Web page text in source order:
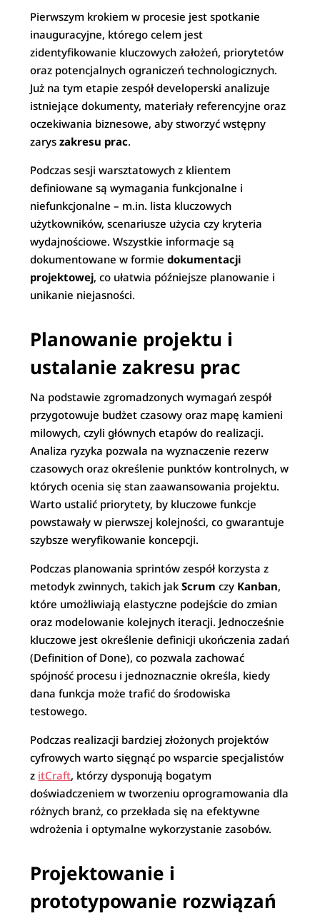
Pierwszym krokiem w procesie jest spotkanie
inauguracyjne, którego celem jest
zidentyfikowanie kluczowych założeń, priorytetów
oraz potencjalnych ograniczeń technologicznych.
Już na tym etapie zespół developerski analizuje
istniejące dokumenty, materiały referencyjne oraz
oczekiwania biznesowe, aby stworzyć wstępny
zaryszakresu prac.
Podczas sesji warsztatowych z klientem
definiowane są wymagania funkcjonalne i
niefunkcjonalne – m.in. lista kluczowych
użytkowników, scenariusze użycia czy kryteria
wydajnościowe. Wszystkie informacje są
dokumentowane w formiedokumentacji
projektowej, co ułatwia późniejsze planowanie i
unikanie niejasności.
Planowanie projektu i
ustalanie zakresu prac
Na podstawie zgromadzonych wymagań zespół
przygotowuje budżet czasowy oraz mapę kamieni
milowych, czyli głównych etapów do realizacji.
Analiza ryzyka pozwala na wyznaczenie rezerw
czasowych oraz określenie punktów kontrolnych, w
których ocenia się stan zaawansowania projektu.
Warto ustalić priorytety, by kluczowe funkcje
powstawały w pierwszej kolejności, co gwarantuje
szybsze weryfikowanie koncepcji.
Podczas planowania sprintów zespół korzysta z
metodyk zwinnych, takich jakScrum czy Kanban,
które umożliwiają elastyczne podejście do zmian
oraz modelowanie kolejnych iteracji. Jednocześnie
kluczowe jest określenie definicji ukończenia zadań
(Definition of Done), co pozwala zachować
spójność procesu i jednoznacznie określa, kiedy
dana funkcja może trafić do środowiska
testowego.
Podczas realizacji bardziej złożonych projektów
cyfrowych warto sięgnąć po wsparcie specjalistów
z itCraft, którzy dysponują bogatym
doświadczeniem w tworzeniu oprogramowania dla
różnych branż, co przekłada się na efektywne
wdrożenia i optymalne wykorzystanie zasobów.
Projektowanie i
prototypowanie rozwiązań